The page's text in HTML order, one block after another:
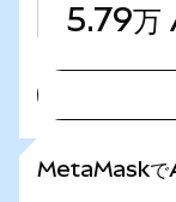
5.79万
MetaMaskで